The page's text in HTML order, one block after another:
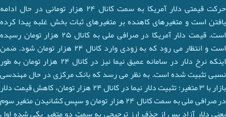
حرکت قیمتی دلار آمریکا به سمت کانال ۲۴ هزار تومانی در حال ادامه
یافتن است و متغیرهای کاهنده بر متغیرهای ثبات بخش غلبه پیدا کرده
است. قیمت دلار آمریکا در صرافی ملی به کانال ۲۵ هزار تومان رسیده
است و انتظار می رود که به زودی وارد کانال ۲۴ هزار تومان شود. ضمن
اینکه نرخ دلار در سامانه عمیق نیما نیز در کانال ۲۴ هزار تومان به طور
نسبی تثبیت شده است. به نظر می رسد که بانک مرکزی در حال مهندسی
بازار با ۳ متغیر؛ تثبیت دلار نیما در کانال ۲۴ هزار تومان، کاهش قیمت دلار
در صرافی ملی به سمت کانال ۲۴ هزار تومان و سپس کشانیدن متغیر سوم